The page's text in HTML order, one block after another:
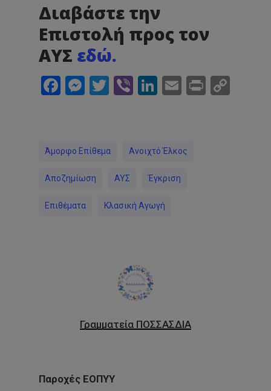
Διαβάστε την
Επιστολή προς τον
ΑΥΣ εδώ.
Facebook
Messenger
Twitter
ViberLinkedIn
Email
Print
Άμορφο Επίθεμα Ανοιχτό Έλκος
Αποζημίωση ΑΥΣ Έγκριση
Επιθέματα Κλασική Αγωγή
Γραμματεία ΠΟΣΣΑΣΔΙΑ
Παροχές ΕΟΠΥΥ